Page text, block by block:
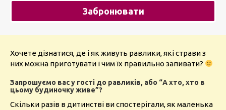
Забронювати
Хочете дізнатися, де і як живуть равлики, які страви з
них можна приготувати і чим їх правильно запивати?
Запрошуємо вас у гості до равликів, або “А хто, хто в
цьому будиночку живе”?
Скільки разів в дитинстві ви спостерігали, як маленька